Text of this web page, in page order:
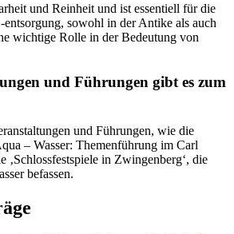
und Reinheit und ist essentiell für die
entsorgung, sowohl in der Antike als auch
wichtige Rolle in der Bedeutung von
und Führungen gibt es zum
und Führungen, wie die
– Wasser: Themenführung im Carl
‚Schlossfestspiele in Zwingenberg‘, die
befassen.